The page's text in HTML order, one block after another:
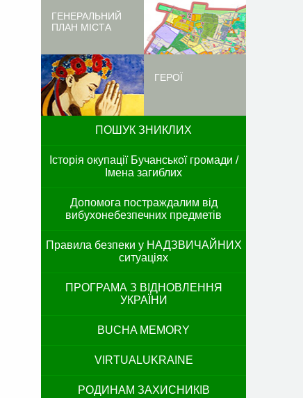
ГЕНЕРАЛЬНИЙ
ПЛАН МІСТА
ГЕРОЇ
ПОШУК ЗНИКЛИХ
Історія окупації Бучанської громади /
Імена загиблих
Допомога постраждалим від
вибухонебезпечних предметів
Правила безпеки у НАДЗВИЧАЙНИХ
ситуаціях
ПРОГРАМА З ВІДНОВЛЕННЯ
УКРАЇНИ
BUCHA MEMORY
VIRTUALUKRAINE
РОДИНАМ ЗАХИСНИКІВ